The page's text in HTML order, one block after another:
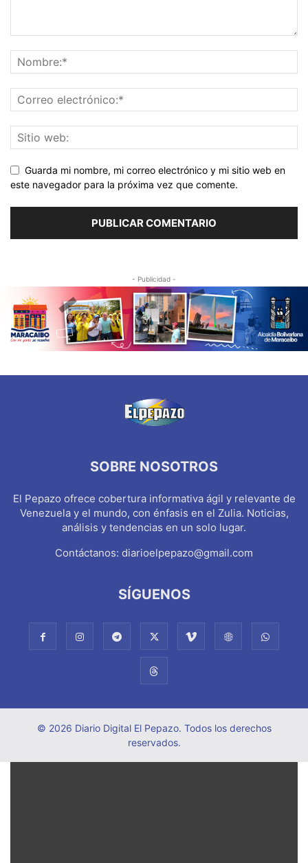
Guarda mi nombre, mi correo electrónico y mi sitio web en
este navegador para la próxima vez que comente.
- Publicidad -
SOBRE NOSOTROS
El Pepazo ofrece cobertura informativa ágil y relevante de
Venezuela y el mundo, con énfasis en el Zulia. Noticias,
análisis y tendencias en un solo lugar.
Contáctanos: diarioelpepazo@gmail.com
SÍGUENOS
© 2026 Diario Digital El Pepazo. Todos los derechos
reservados.